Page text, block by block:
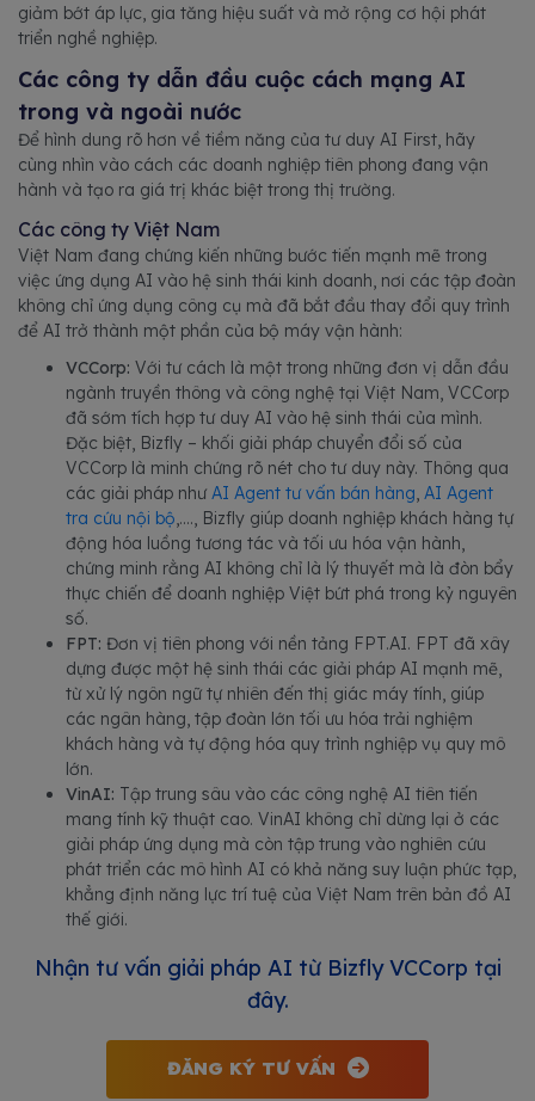
giảm bớt áp lực, gia tăng hiệu suất và mở rộng cơ hội phát
triển nghề nghiệp.
Các công ty dẫn đầu cuộc cách mạng AI
trong và ngoài nước
Để hình dung rõ hơn về tiềm năng của tư duy AI First, hãy
cùng nhìn vào cách các doanh nghiệp tiên phong đang vận
hành và tạo ra giá trị khác biệt trong thị trường.
Các công ty Việt Nam
Việt Nam đang chứng kiến những bước tiến mạnh mẽ trong
việc ứng dụng AI vào hệ sinh thái kinh doanh, nơi các tập đoàn
không chỉ ứng dụng công cụ mà đã bắt đầu thay đổi quy trình
để AI trở thành một phần của bộ máy vận hành:
VCCorp: Với tư cách là một trong những đơn vị dẫn đầu
ngành truyền thông và công nghệ tại Việt Nam, VCCorp
đã sớm tích hợp tư duy AI vào hệ sinh thái của mình.
Đặc biệt, Bizfly – khối giải pháp chuyển đổi số của
VCCorp là minh chứng rõ nét cho tư duy này. Thông qua
các giải pháp như AI Agent tư vấn bán hàng, AI Agent
tra cứu nội bộ,...., Bizfly giúp doanh nghiệp khách hàng tự
động hóa luồng tương tác và tối ưu hóa vận hành,
chứng minh rằng AI không chỉ là lý thuyết mà là đòn bẩy
thực chiến để doanh nghiệp Việt bứt phá trong kỷ nguyên
số.
FPT: Đơn vị tiên phong với nền tảng FPT.AI. FPT đã xây
dựng được một hệ sinh thái các giải pháp AI mạnh mẽ,
từ xử lý ngôn ngữ tự nhiên đến thị giác máy tính, giúp
các ngân hàng, tập đoàn lớn tối ưu hóa trải nghiệm
khách hàng và tự động hóa quy trình nghiệp vụ quy mô
lớn.
VinAI: Tập trung sâu vào các công nghệ AI tiên tiến
mang tính kỹ thuật cao. VinAI không chỉ dừng lại ở các
giải pháp ứng dụng mà còn tập trung vào nghiên cứu
phát triển các mô hình AI có khả năng suy luận phức tạp,
khẳng định năng lực trí tuệ của Việt Nam trên bản đồ AI
thế giới.
Nhận tư vấn giải pháp AI từ Bizfly VCCorp tại
đây.
ĐĂNG KÝ TƯ VẤN